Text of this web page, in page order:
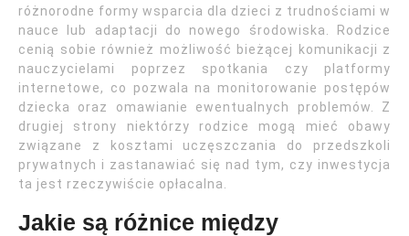
różnorodne formy wsparcia dla dzieci z trudnościami w
nauce lub adaptacji do nowego środowiska. Rodzice
cenią sobie również możliwość bieżącej komunikacji z
nauczycielami poprzez spotkania czy platformy
internetowe, co pozwala na monitorowanie postępów
dziecka oraz omawianie ewentualnych problemów. Z
drugiej strony niektórzy rodzice mogą mieć obawy
związane z kosztami uczęszczania do przedszkoli
prywatnych i zastanawiać się nad tym, czy inwestycja
ta jest rzeczywiście opłacalna.
Jakie są różnice między